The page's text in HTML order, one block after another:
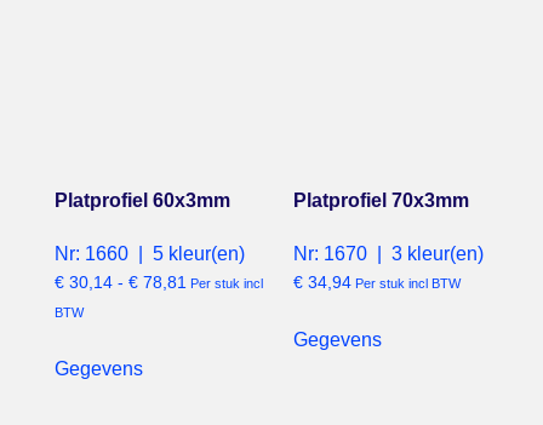
Platprofiel 60x3mm
Nr: 1660 | 5 kleur(en)
€ 30,14 - € 78,81 Per stuk incl
BTW
Gegevens
Platprofiel 70x3mm
Nr: 1670 | 3 kleur(en)
€34,94Per stuk incl BTW
Gegevens